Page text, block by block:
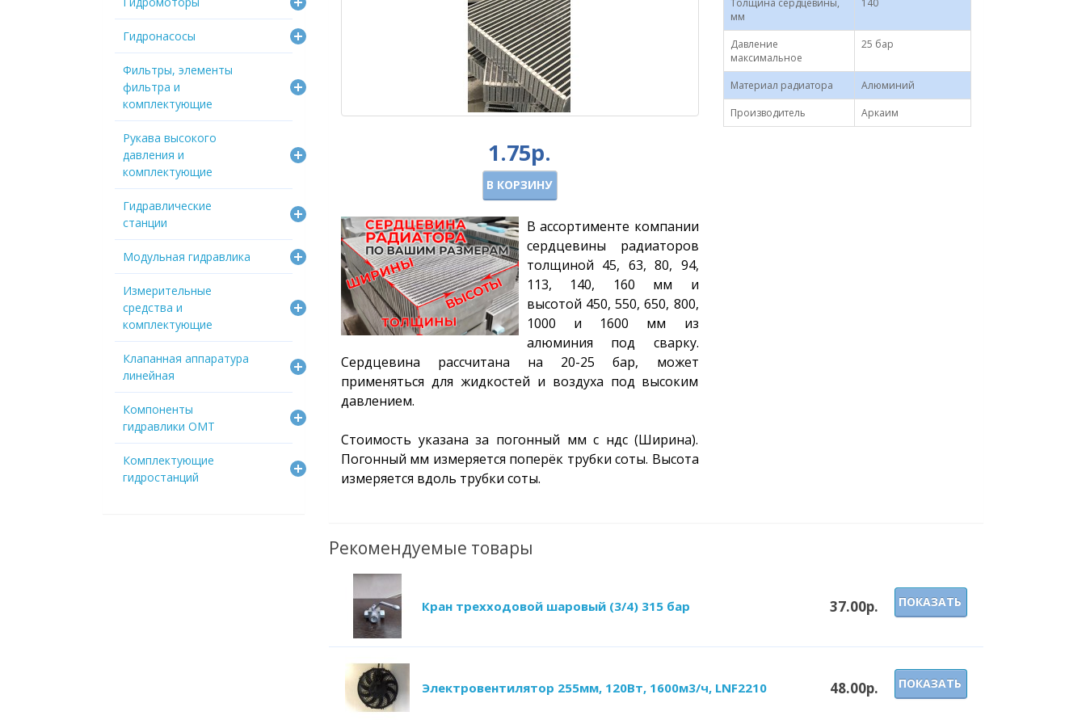
Гидронасосы
Фильтры, элементы
фильтра и
комплектующие
Рукава высокого
давления и
комплектующие
Гидравлические
станции
Модульная гидравлика
Измерительные
средства и
комплектующие
Клапанная аппаратура
линейная
Компоненты
гидравлики OMT
Комплектующие
гидростанций
1.75р.
В КОРЗИНУ
В ассортименте компании
сердцевины радиаторов
толщиной 45, 63, 80, 94,
113, 140, 160 мм и
высотой 450, 550, 650, 800,
1000 и 1600 мм из
алюминия под сварку.
Сердцевина рассчитана на 20-25 бар, может
применяться для жидкостей и воздуха под высоким
давлением.
Стоимость указана за погонный мм с ндс (Ширина).
Погонный мм измеряется поперёк трубки соты. Высота
измеряется вдоль трубки соты.
Толщина сердцевины,
мм
140
Давление
максимальное
25 бар
Материал радиатора
Алюминий
Производитель
Аркаим
Рекомендуемые товары
Кран трехходовой шаровый (3/4) 315 бар 37.00р. ПОКАЗАТЬ
Электровентилятор 255мм, 120Вт, 1600м3/ч, LNF2210 48.00р. ПОКАЗАТЬ